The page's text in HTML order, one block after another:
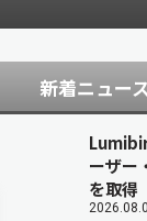
新着ニュー
ーザー
を取得